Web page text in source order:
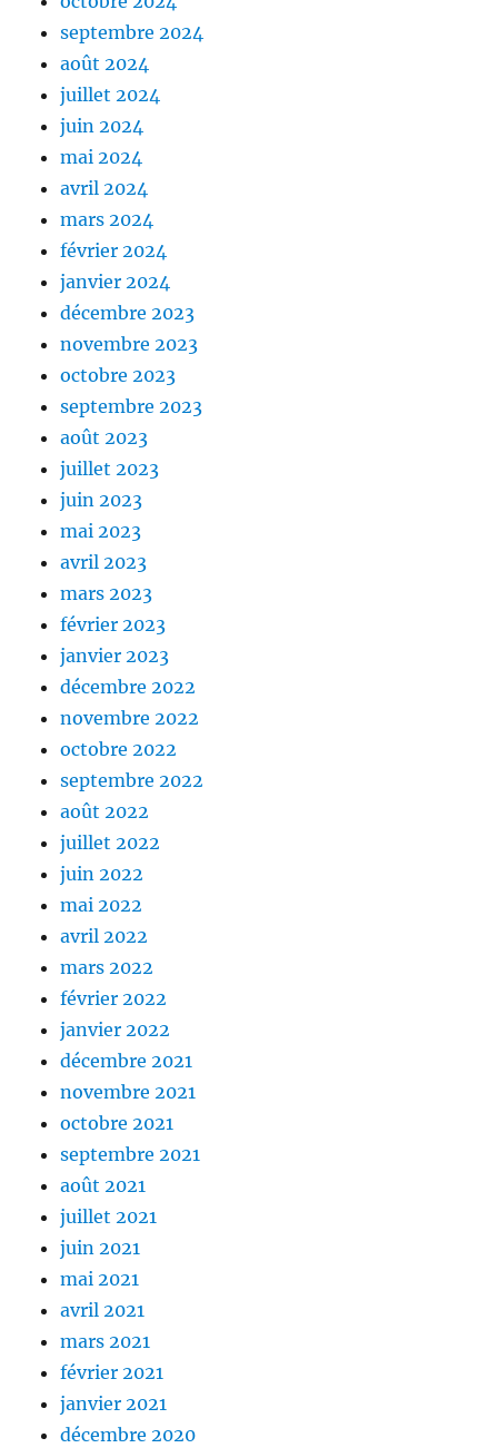
septembre 2024
août 2024
juillet 2024
juin 2024
mai 2024
avril 2024
mars 2024
février 2024
janvier 2024
décembre 2023
novembre 2023
octobre 2023
septembre 2023
août 2023
juillet 2023
juin 2023
mai 2023
avril 2023
mars 2023
février 2023
janvier 2023
décembre 2022
novembre 2022
octobre 2022
septembre 2022
août 2022
juillet 2022
juin 2022
mai 2022
avril 2022
mars 2022
février 2022
janvier 2022
décembre 2021
novembre 2021
octobre 2021
septembre 2021
août 2021
juillet 2021
juin 2021
mai 2021
avril 2021
mars 2021
février 2021
janvier 2021
décembre 2020